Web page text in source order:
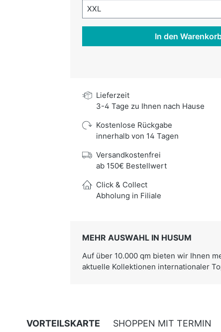
Größe-Auswahl öffnen, aktuell
XXL
In den
Lieferzeit
3-4 Tage zu Ihnen nach Hause
Kostenlose Rückgabe
innerhalb von 14 Tagen
Versandkostenfrei
ab 150€ Bestellwert
Click & Collect
Abholung in Filiale
MEHR AUSWAHL IN HUSUM
Auf über 10.000 qm bieten wir Ihnen
aktuelle Kollektionen internationaler
VORTEILSKARTE SHOPPEN MIT TERMIN